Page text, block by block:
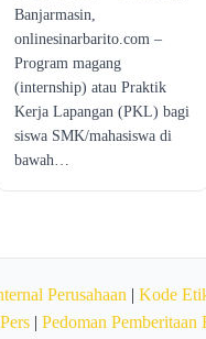
Banjarmasin,
onlinesinarbarito.com –
Program magang
(internship) atau Praktik
Kerja Lapangan (PKL) bagi
siswa SMK/mahasiswa di
bawah…
Perusahaan | Kode
| Pedoman Pemberitaan